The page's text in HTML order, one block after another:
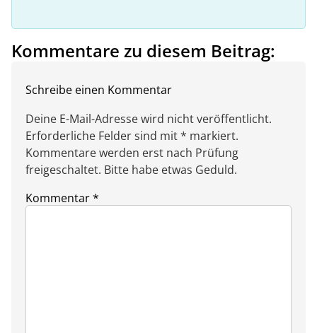
Kommentare zu diesem Beitrag:
Schreibe einen Kommentar
Deine E-Mail-Adresse wird nicht veröffentlicht.
Erforderliche Felder sind mit * markiert.
Kommentare werden erst nach Prüfung
freigeschaltet. Bitte habe etwas Geduld.
Kommentar*